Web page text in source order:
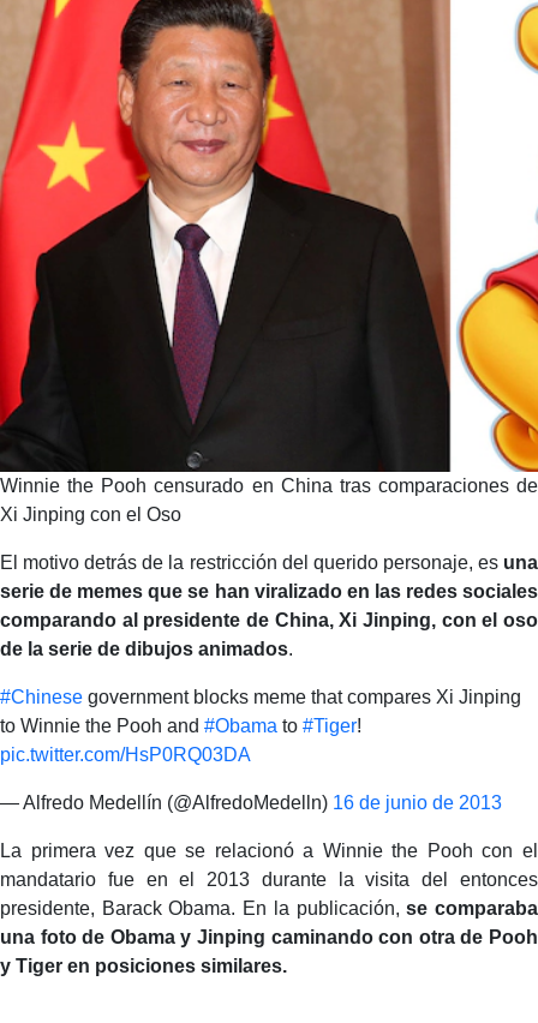
Winnie the Pooh censurado en China tras comparaciones de
Xi Jinping con el Oso
El motivo detrás de la restricción del querido personaje, es una
serie de memes que se han viralizado en las redes sociales
comparando al presidente de China, Xi Jinping, con el oso
de la serie de dibujos animados.
#Chinese government blocks meme that compares Xi Jinping
to Winnie the Pooh and #Obama to #Tiger!
pic.twitter.com/HsP0RQ03DA
— Alfredo Medellín (@AlfredoMedelln) 16 de junio de 2013
La primera vez que se relacionó a Winnie the Pooh con el
mandatario fue en el 2013 durante la visita del entonces
presidente, Barack Obama. En la publicación,se comparaba
una foto de Obama y Jinping caminando con otra de Pooh
y Tiger en posiciones similares.